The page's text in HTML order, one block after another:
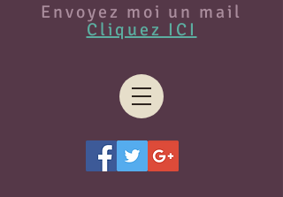
Envoyez moi un mail
Cliquez ICI